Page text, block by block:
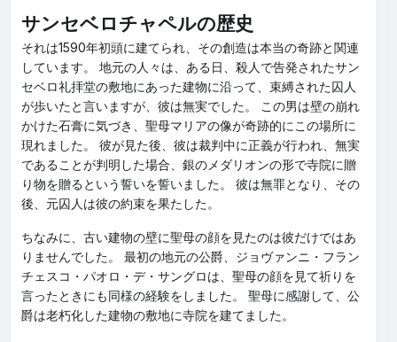
サンセベロチャペルの歴史
それは1590年初頭に建てられ、その創造は本当の奇跡と関連
しています。 地元の人々は、ある日、殺人で告発されたサン
セベロ礼拝堂の敷地にあった建物に沿って、束縛された囚人
が歩いたと言いますが、彼は無実でした。 この男は壁の崩れ
かけた石膏に気づき、聖母マリアの像が奇跡的にこの場所に
現れました。 彼が見た後、彼は裁判中に正義が行われ、無実
であることが判明した場合、銀のメダリオンの形で寺院に贈
り物を贈るという誓いを誓いました。 彼は無罪となり、その
後、元囚人は彼の約束を果たした。
ちなみに、古い建物の壁に聖母の顔を見たのは彼だけではあ
りませんでした。 最初の地元の公爵、ジョヴァンニ・フラン
チェスコ・パオロ・デ・サングロは、聖母の顔を見て祈りを
言ったときにも同様の経験をしました。 聖母に感謝して、公
爵は老朽化した建物の敷地に寺院を建てました。